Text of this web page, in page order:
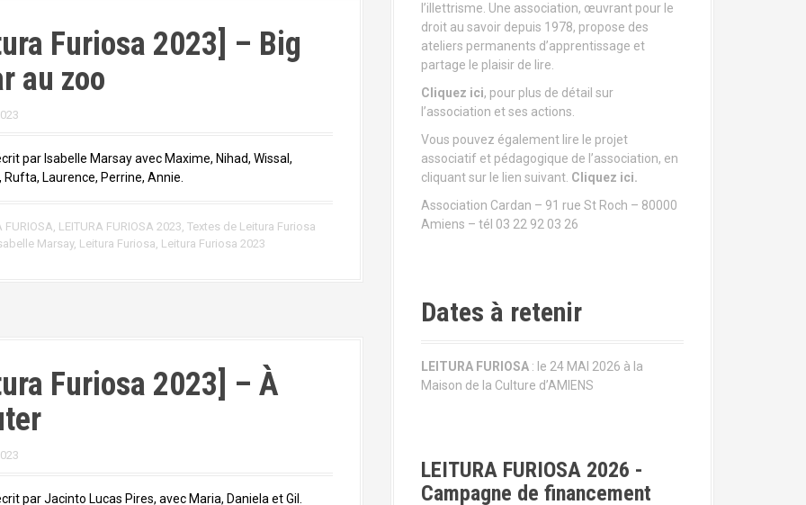
Furiosa 2023] – Big
au zoo
par Isabelle Marsay avec Maxime, Nihad, Wissal,
Rufta, Laurence, Perrine, Annie.
FURIOSA, LEITURA FURIOSA 2023, Textes de Leitura Furiosa
Marsay, Leitura Furiosa, Leitura Furiosa 2023
Furiosa 2023] – À
par Jacinto Lucas Pires, avec Maria, Daniela et Gil.
l’illettrisme. Une association, œuvrant pour le
droit au savoir depuis 1978, propose des
ateliers permanents d’apprentissage et
partage le plaisir de lire.
Cliquez ici, pour plus de détail sur
l’association et ses actions.
Vous pouvez également lire le projet
associatif et pédagogique de l’association, en
cliquant sur le lien suivant. Cliquez ici.
Association Cardan – 91 rue St Roch – 80000
Amiens – tél 03 22 92 03 26
Dates à retenir
LEITURA FURIOSA : le 24 MAI 2026 à la
Maison de la Culture d’AMIENS
LEITURA FURIOSA 2026 -
Campagne de financement